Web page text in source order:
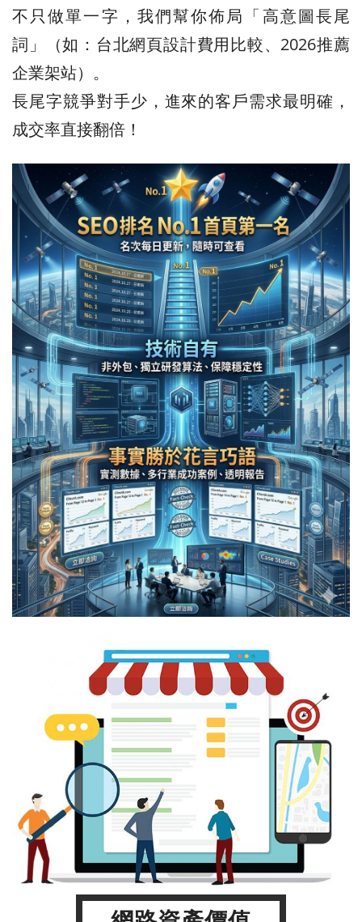
不只做單一字，我們幫你佈局「高意圖長尾
詞」（如：台北網頁設計費用比較、2026推薦
企業架站）。
長尾字競爭對手少，進來的客戶需求最明確，
成交率直接翻倍！